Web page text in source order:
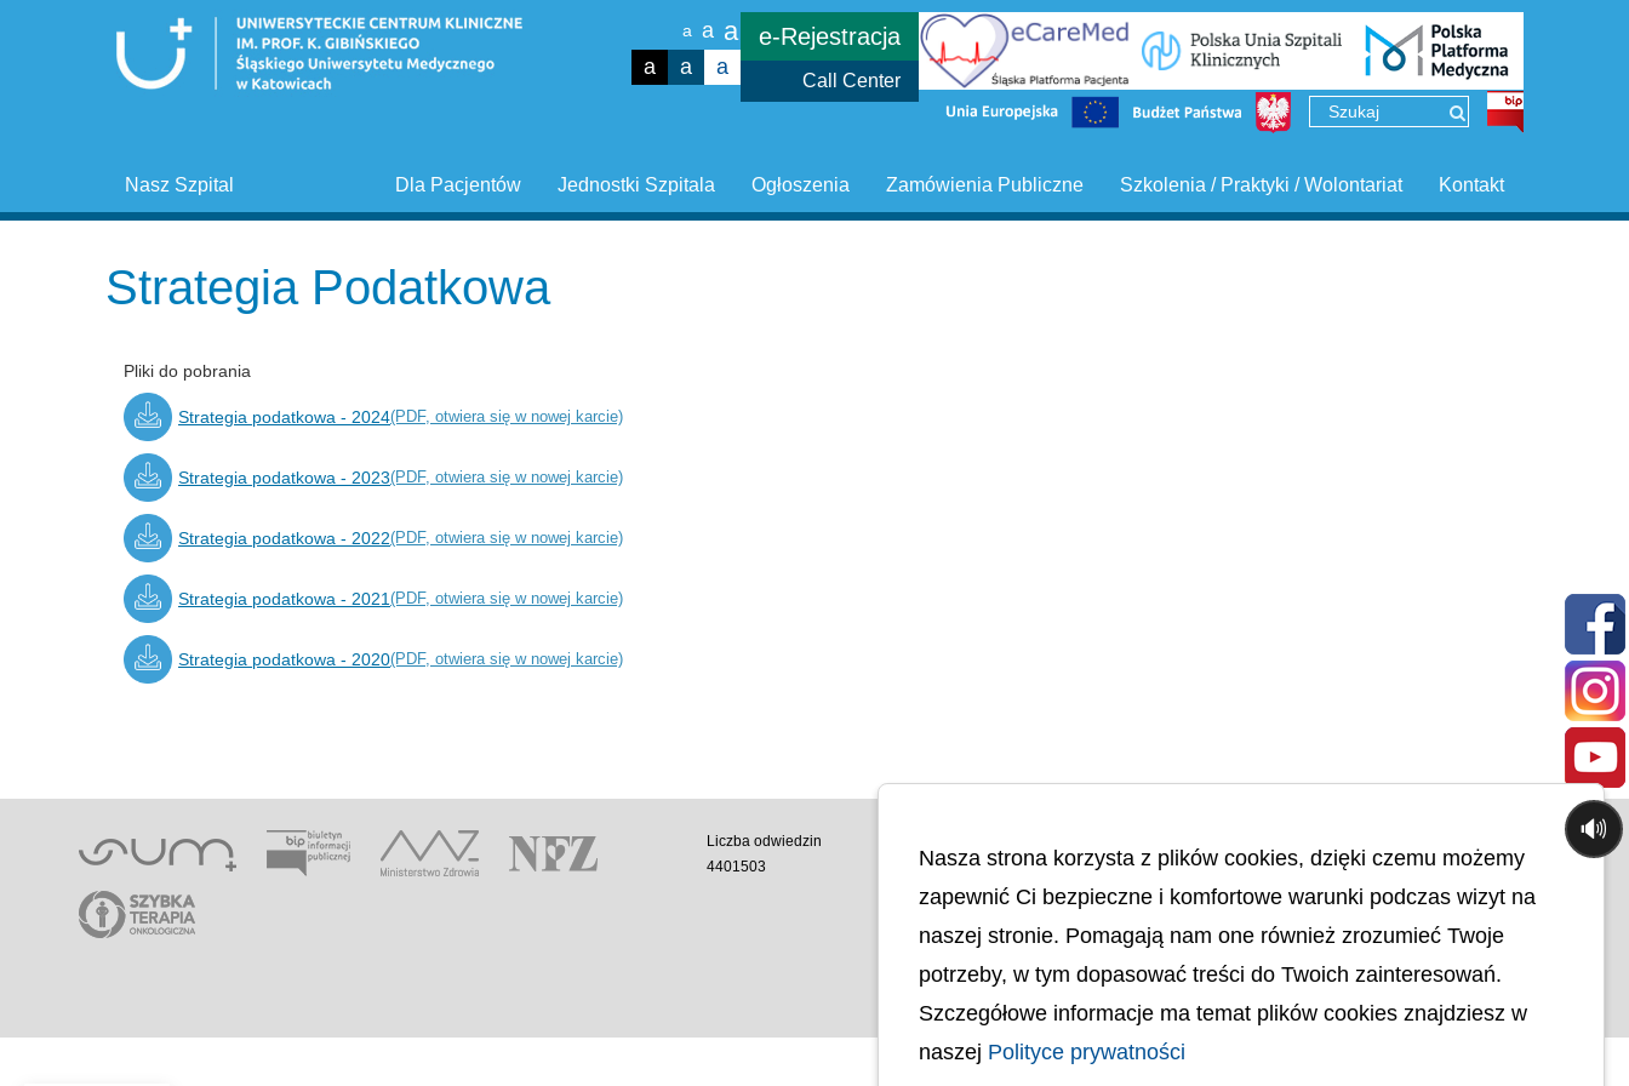
a a a
a a a
e-Rejestracja
Call Center
Kontakt
Szkolenia / Praktyki / Wolontariat
Zamówienia Publiczne
Ogłoszenia
Jednostki Szpitala
Dla Pacjentów
Nasz Szpital
Strategia Podatkowa
Pliki do pobrania
Strategia podatkowa - 2024(PDF, otwiera się w nowej karcie)
Strategia podatkowa - 2023(PDF, otwiera się w nowej karcie)
Strategia podatkowa - 2022(PDF, otwiera się w nowej karcie)
Strategia podatkowa - 2021 (PDF, otwiera się w nowej karcie)
Strategia podatkowa - 2020(PDF, otwiera się w nowej karcie)
Liczba odwiedzin
4401503
Polityka prywatności
Mapa strony
Deklaracja Dostępności
Dostępność Architektoniczna
Nasza strona korzysta z plików cookies, dzięki czemu możemy
zapewnić Ci bezpieczne i komfortowe warunki podczas wizyt na
naszej stronie. Pomagają nam one również zrozumieć Twoje
potrzeby, w tym dopasować treści do Twoich zainteresowań.
Szczegółowe informacje ma temat plików cookies znajdziesz w
naszej Polityce prywatności
🔊